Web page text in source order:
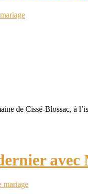
de Cissé-Blossac, à
mariage